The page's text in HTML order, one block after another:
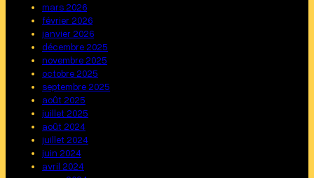
mars 2026
février 2026
janvier 2026
décembre 2025
novembre 2025
octobre 2025
septembre 2025
août 2025
juillet 2025
août 2024
juillet 2024
juin 2024
avril 2024